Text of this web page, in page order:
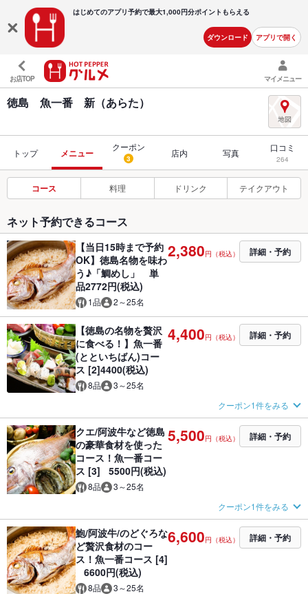
はじめてのアプリ予約で最大1,000円分ポイントもらえる
ダウンロード アプリで開く
お店TOP マイメニュー
徳島 魚一番 新（あらた）
トップ メニュー
クーポン
3 店内 写真 口コミ
264
コース 料理 ドリンク テイクアウト
ネット予約できるコース
【当日15時まで予約
OK】徳島名物を味わ
う♪「鯛めし」 単
品2772円(税込)
1品 2～25名
2,380円（税込） 詳細・予約
【徳島の名物を贅沢
に食べる！】魚一番
(とといちばん)コー
ス [2]4400(税込)
8品 3～25名
4,400円（税込） 詳細・予約
クーポン1件をみる
クエ/阿波牛など徳島
の豪華食材を使った
コース！魚一番コー
ス [3] 5500円(税込)
8品 3～25名
5,500円（税込） 詳細・予約
クーポン1件をみる
鮑/阿波牛/のどぐろな
ど贅沢食材のコー
ス！魚一番コース [4]
6600円(税込)
8品 3～25名
6,600円（税込） 詳細・予約